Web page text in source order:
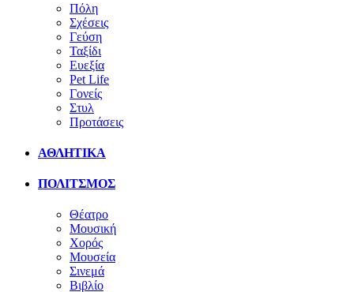
Πόλη
Σχέσεις
Γεύση
Ταξίδι
Ευεξία
Pet Life
Γονείς
Στυλ
Προτάσεις
ΑΘΛΗΤΙΚΑ
ΠΟΛΙΤΣΜΟΣ
Θέατρο
Μουσική
Χορός
Μουσεία
Σινεμά
Βιβλίο